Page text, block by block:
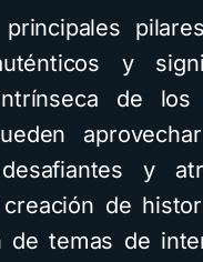
y
de los
y
creación de
de temas de